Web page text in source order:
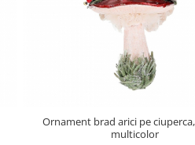
Ornament brad arici pe
multicolor